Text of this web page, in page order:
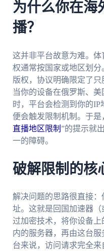
为什么你在海
播？
这并非平台故意为难。
权通常按国家或地区划
版权，协议明确限定了只
当你的设备在俄罗斯、
时，平台会检测到你的IP
便会触发限制机制。于是
直播地区限制 ”的提示就
一的障碍。
破解限制的核
解决问题的思路很直接
址。这就是回国加速器
过加密技术，将你设备
内的服务器，再由这台
台来说，访问请求完全